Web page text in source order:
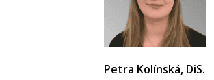
Petra Kolínská, DiS.